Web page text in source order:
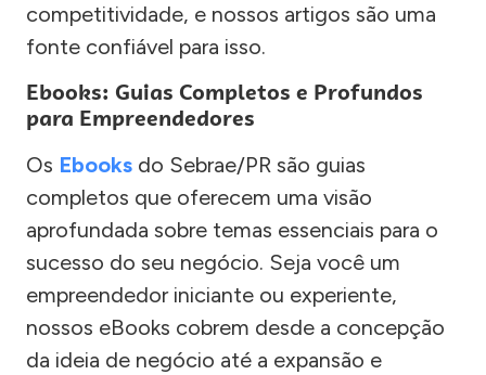
competitividade, e nossos artigos são uma
fonte confiável para isso.
Ebooks: Guias Completos e Profundos
para Empreendedores
Os Ebooks do Sebrae/PR são guias
completos que oferecem uma visão
aprofundada sobre temas essenciais para o
sucesso do seu negócio. Seja você um
empreendedor iniciante ou experiente,
nossos eBooks cobrem desde a concepção
da ideia de negócio até a expansão e